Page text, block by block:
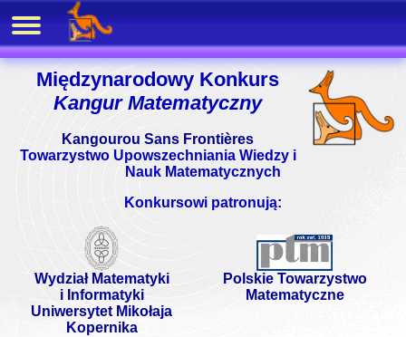
Międzynarodowy Konkurs
Kangur Matematyczny
Kangourou Sans Frontières
Towarzystwo Upowszechniania Wiedzy i
Nauk Matematycznych
Konkursowi patronują:
Wydział Matematyki
i Informatyki
Uniwersytet Mikołaja
Kopernika
Polskie Towarzystwo
Matematyczne